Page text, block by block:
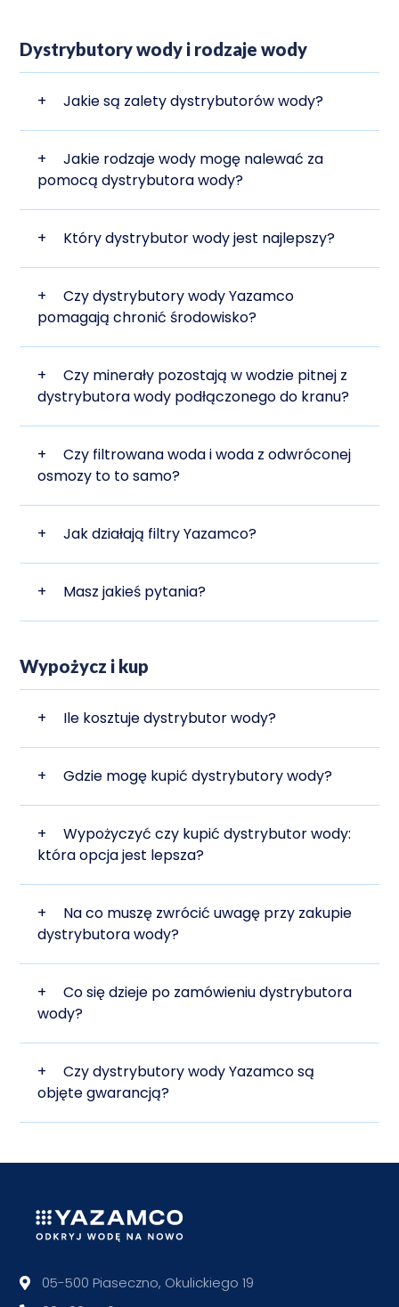
Dystrybutory wody i rodzaje wody
+ Jakie są zalety dystrybutorów wody?
+
Jakie rodzaje wody mogę nalewać za
pomocą dystrybutora wody?
+ Który dystrybutor wody jest najlepszy?
+
Czy dystrybutory wody Yazamco
pomagają chronić środowisko?
+
Czy minerały pozostają w wodzie pitnej z
dystrybutora wody podłączonego do kranu?
+
Czy filtrowana woda i woda z odwróconej
osmozy to to samo?
+ Jak działają filtry Yazamco?
+ Masz jakieś pytania?
Wypożycz i kup
+ Ile kosztuje dystrybutor wody?
+ Gdzie mogę kupić dystrybutory wody?
+
Wypożyczyć czy kupić dystrybutor wody:
która opcja jest lepsza?
+
Na co muszę zwrócić uwagę przy zakupie
dystrybutora wody?
+
Co się dzieje po zamówieniu dystrybutora
wody?
+
Czy dystrybutory wody Yazamco są
objęte gwarancją?
05-500 Piaseczno, Okulickiego 19